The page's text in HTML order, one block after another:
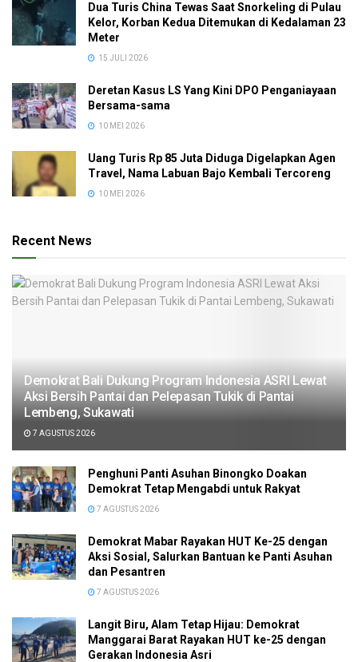
Dua Turis China Tewas Saat Snorkeling di Pulau
Kelor, Korban Kedua Ditemukan di Kedalaman 23
Meter
15 JULI 2026
Deretan Kasus LS Yang Kini DPO Penganiayaan
Bersama-sama
10 MEI 2026
Uang Turis Rp 85 Juta Diduga Digelapkan Agen
Travel, Nama Labuan Bajo Kembali Tercoreng
10 MEI 2026
Recent News
Demokrat Bali Dukung Program Indonesia ASRI Lewat
Aksi Bersih Pantai dan Pelepasan Tukik di Pantai
Lembeng, Sukawati
7 AGUSTUS 2026
Penghuni Panti Asuhan Binongko Doakan
Demokrat Tetap Mengabdi untuk Rakyat
7 AGUSTUS 2026
Demokrat Mabar Rayakan HUT Ke-25 dengan
Aksi Sosial, Salurkan Bantuan ke Panti Asuhan
dan Pesantren
7 AGUSTUS 2026
Langit Biru, Alam Tetap Hijau: Demokrat
Manggarai Barat Rayakan HUT ke-25 dengan
Gerakan Indonesia Asri